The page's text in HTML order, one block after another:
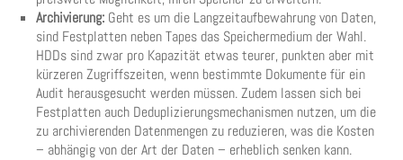
Archivierung: Geht es um die Langzeitaufbewahrung von Daten,
sind Festplatten neben Tapes das Speichermedium der Wahl.
HDDs sind zwar pro Kapazität etwas teurer, punkten aber mit
kürzeren Zugriffszeiten, wenn bestimmte Dokumente für ein
Audit herausgesucht werden müssen. Zudem lassen sich bei
Festplatten auch Deduplizierungsmechanismen nutzen, um die
zu archivierenden Datenmengen zu reduzieren, was die Kosten
– abhängig von der Art der Daten – erheblich senken kann.